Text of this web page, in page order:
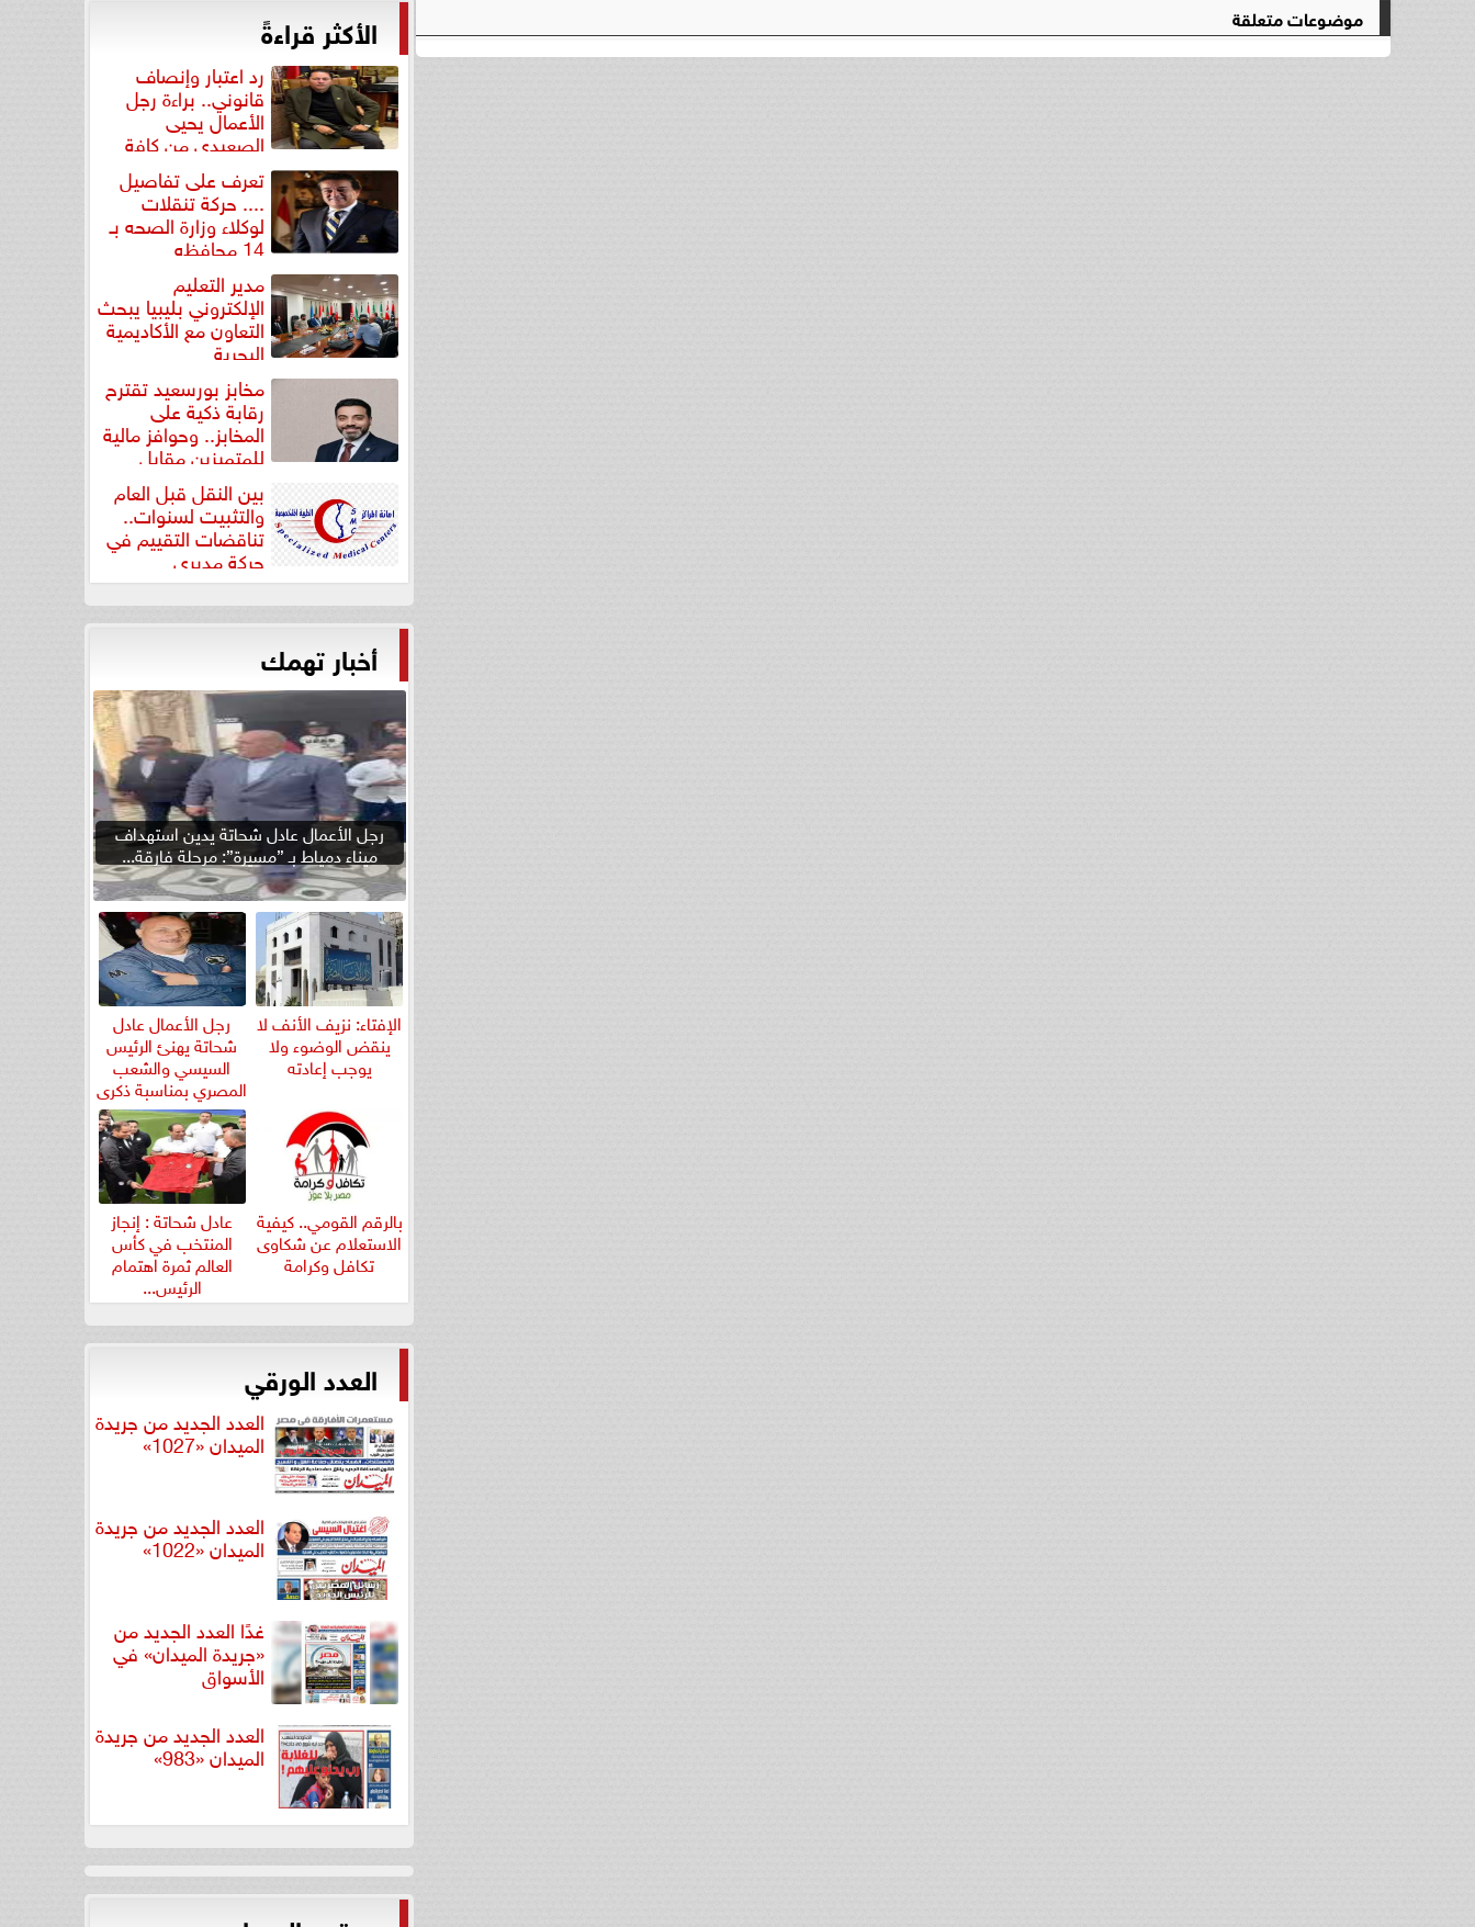
موضوعات متعلقة الأكثر قراءةً
رد اعتبار وإنصاف
قانوني.. براءة رجل
الأعمال يحيى
الصعيدي من كافة
التهم... تعرف على تفاصيل
.... حركة تنقلات
لوكلاء وزارة الصحه بـ
14 محافظه
مدير التعليم
الإلكتروني بليبيا يبحث
التعاون مع الأكاديمية
البحرية
مخابز بورسعيد تقترح
رقابة ذكية على
المخابز.. وحوافز مالية
للمتميزين مقابل
بين النقل قبل العام
والتثبيت لسنوات..
تناقضات التقييم في
حركة مديري
”مستشفيات...
أخبار تهمك
رجل الأعمال عادل شحاتة يدين استهداف
ميناء دمياط بـ ”مسيرة”: مرحلة فارقة...
الإفتاء: نزيف الأنف لا
ينقض الوضوء ولا
يوجب إعادته
رجل الأعمال عادل
شحاتة يهنئ الرئيس
السيسي والشعب
المصري بمناسبة ذكرى
ثورة...
بالرقم القومي.. كيفية
الاستعلام عن شكاوى
تكافل وكرامة
عادل شحاتة : إنجاز
المنتخب في كأس
العالم ثمرة اهتمام
الرئيس...
العدد الورقي
العدد الجديد من جريدة
الميدان «1027»
العدد الجديد من جريدة
الميدان «1022»
غدًا العدد الجديد من
«جريدة الميدان» في
الأسواق
العدد الجديد من جريدة
الميدان «983»